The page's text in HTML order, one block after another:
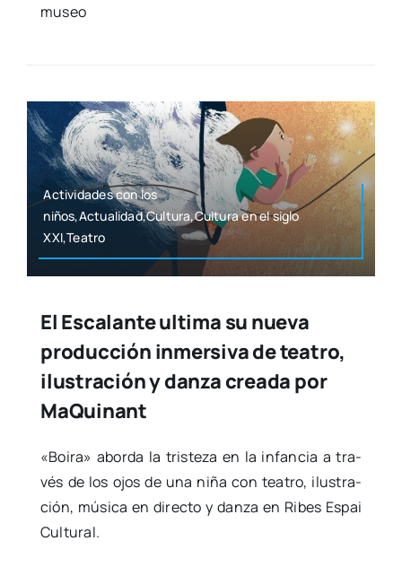
museo
Acti­vi­da­des con los
niños,Actualidad,Cultura,Cultura en el siglo
XXI,Teatro
El Escalante ultima su nueva
producción inmersiva de teatro,
ilustración y danza creada por
MaQuinant
«Boi­ra» abor­da la tris­te­za en la infan­cia a tra­
vés de los ojos de una niña con tea­tro, ilus­tra­
ción, músi­ca en direc­to y dan­za en Ribes Espai
Cul­tu­ral.